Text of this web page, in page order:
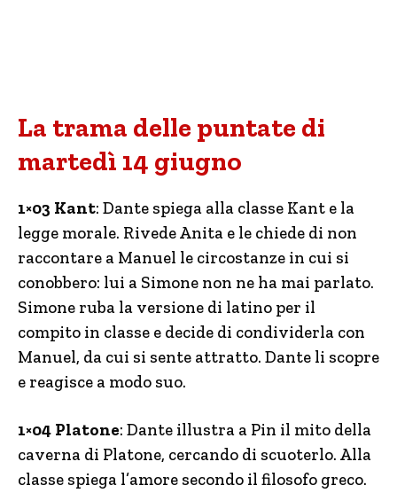
La trama delle puntate di
martedì 14 giugno
1×03 Kant: Dante spiega alla classe Kant e la
legge morale. Rivede Anita e le chiede di non
raccontare a Manuel le circostanze in cui si
conobbero: lui a Simone non ne ha mai parlato.
Simone ruba la versione di latino per il
compito in classe e decide di condividerla con
Manuel, da cui si sente attratto. Dante li scopre
e reagisce a modo suo.
1×04 Platone: Dante illustra a Pin il mito della
caverna di Platone, cercando di scuoterlo. Alla
classe spiega l’amore secondo il filosofo greco.